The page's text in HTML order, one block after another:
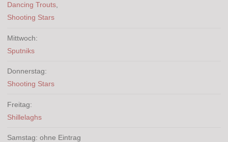
Dancing Trouts,
Shooting Stars
Mittwoch:
Sputniks
Donnerstag:
Shooting Stars
Freitag:
Shillelaghs
Samstag: ohne Eintrag